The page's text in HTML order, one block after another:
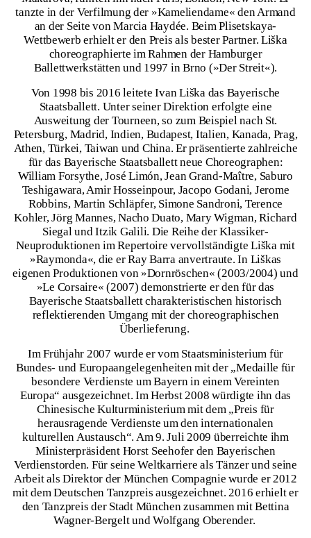
tanzte in der Verfilmung der »Kameliendame« den Armand
an der Seite von Marcia Haydée. Beim Plisetskaya-
Wettbewerb erhielt er den Preis als bester Partner. Liška
choreographierte im Rahmen der Hamburger
Ballettwerkstätten und 1997 in Brno (»Der Streit«).
Von 1998 bis 2016 leitete Ivan Liška das Bayerische
Staatsballett. Unter seiner Direktion erfolgte eine
Ausweitung der Tourneen, so zum Beispiel nach St.
Petersburg, Madrid, Indien, Budapest, Italien, Kanada, Prag,
Athen, Türkei, Taiwan und China. Er präsentierte zahlreiche
für das Bayerische Staatsballett neue Choreographen:
William Forsythe, José Limón, Jean Grand-Maître, Saburo
Teshigawara, Amir Hosseinpour, Jacopo Godani, Jerome
Robbins, Martin Schläpfer, Simone Sandroni, Terence
Kohler, Jörg Mannes, Nacho Duato, Mary Wigman, Richard
Siegal und Itzik Galili. Die Reihe der Klassiker-
Neuproduktionen im Repertoire vervollständigte Liška mit
»Raymonda«, die er Ray Barra anvertraute. In Liškas
eigenen Produktionen von »Dornröschen« (2003/2004) und
»Le Corsaire« (2007) demonstrierte er den für das
Bayerische Staatsballett charakteristischen historisch
reflektierenden Umgang mit der choreographischen
Überlieferung.
Im Frühjahr 2007 wurde er vom Staatsministerium für
Bundes- und Europaangelegenheiten mit der „Medaille für
besondere Verdienste um Bayern in einem Vereinten
Europa“ ausgezeichnet. Im Herbst 2008 würdigte ihn das
Chinesische Kulturministerium mit dem „Preis für
herausragende Verdienste um den internationalen
kulturellen Austausch“. Am 9. Juli 2009 überreichte ihm
Ministerpräsident Horst Seehofer den Bayerischen
Verdienstorden. Für seine Weltkarriere als Tänzer und seine
Arbeit als Direktor der München Compagnie wurde er 2012
mit dem Deutschen Tanzpreis ausgezeichnet. 2016 erhielt er
den Tanzpreis der Stadt München zusammen mit Bettina
Wagner-Bergelt und Wolfgang Oberender.